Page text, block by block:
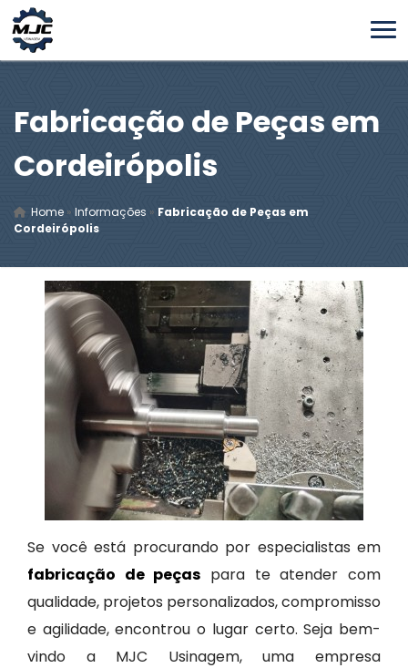
Fabricação de Peças em
Cordeirópolis
Home » Informações » Fabricação de Peças em
Cordeirópolis
Se você está procurando por especialistas em
fabricação de peças para te atender com
qualidade, projetos personalizados, compromisso
e agilidade, encontrou o lugar certo. Seja bem-
vindo a MJC Usinagem, uma empresa